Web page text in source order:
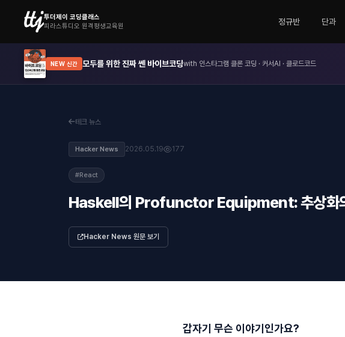
투더제이 코딩클래스
피라스튜디오 원격평생교육원
정규반 단과
NEW 신간 모두를 위한 진짜 쎈 바이브코딩with 인스타그램 클론 코딩 · 커서AI · 클로드코드
테크 뉴스
Hacker News 2026.05.19 177
#React
Haskell의 Profunctor Equipment: 추상화의
Hacker News 원문 보기
갑자기 무슨 이야기인가요?